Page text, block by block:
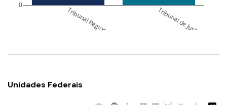
Tribunal Regional Federal da 3ª Região (TRF3) (MS e SP)
Tribunal de Justiça de
0
Unidades Federais